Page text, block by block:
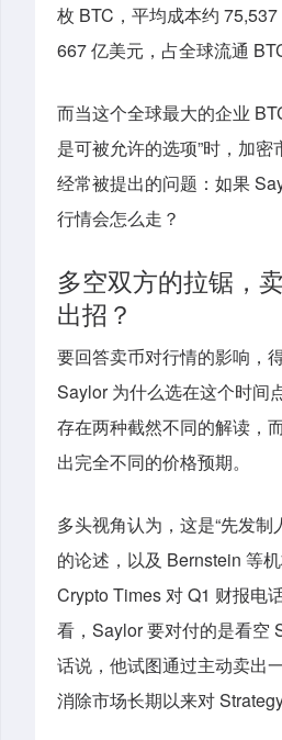
枚 BTC，平均成本约
667 亿美元，占全球流通
而当这个全球最大的企业
是可被允许的选项”时，加
经常被提出的问题：如果
行情会怎么走？
多空双方的拉锯，
出招？
要回答卖币对行情的影响，
Saylor 为什么选在这个时间
存在两种截然不同的解读，
出完全不同的价格预期。
多头视角认为，这是“先发制
的论述，以及 Bernstein 等
Crypto Times 对 Q1 财报电
看，Saylor 要对付的是看空
话说，他试图通过主动卖出
消除市场长期以来对